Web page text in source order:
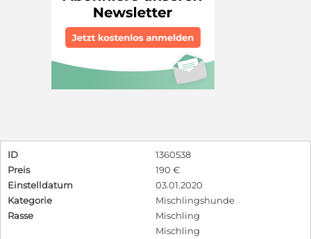
ID
1360538
Preis
190 €
Einstelldatum
03.01.2020
Kategorie
Mischlingshunde
Rasse
Mischling
Mischling